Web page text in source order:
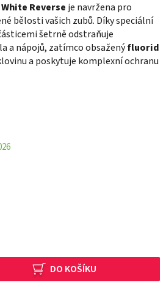
Reverse je navržena pro
bělosti vašich zubů. Díky speciální
šetrně odstraňuje
a nápojů, zatímco obsaženýfluorid
a poskytuje komplexní ochranu
DO KOŠÍKU